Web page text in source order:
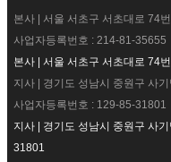
본사 | 서울 서초구 서초대로 74
사업자등록번호 : 214-81-35655
본사 | 서울 서초구 서초대로 74
지사 | 경기도 성남시 중원구 사
사업자등록번호 : 129-85-31801
지사 | 경기도 성남시 중원구 사
31801